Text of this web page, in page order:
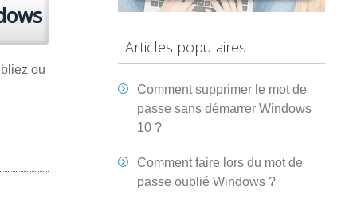
ou
Articles populaires
Comment supprimer le mot de
passe sans démarrer Windows
10 ?
Comment faire lors du mot de
passe oublié Windows ?